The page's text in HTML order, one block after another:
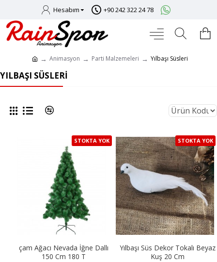
Hesabım +90 242 322 24 78
Animasyon Parti Malzemeleri Yılbaşı Süsleri
YILBAŞI SÜSLERI
STOKTA YOK
çam Ağacı Nevada İğne Dallı
150 Cm 180 T
STOKTA YOK
Yılbaşı Süs Dekor Tokalı Beyaz
Kuş 20 Cm